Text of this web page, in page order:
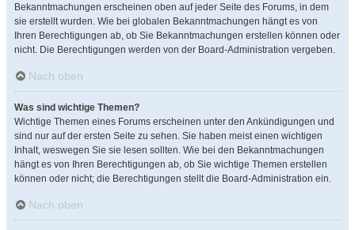
Bekanntmachungen erscheinen oben auf jeder Seite des Forums, in dem
sie erstellt wurden. Wie bei globalen Bekanntmachungen hängt es von
Ihren Berechtigungen ab, ob Sie Bekanntmachungen erstellen können oder
nicht. Die Berechtigungen werden von der Board-Administration vergeben.
Nach oben
Was sind wichtige Themen?
Wichtige Themen eines Forums erscheinen unter den Ankündigungen und
sind nur auf der ersten Seite zu sehen. Sie haben meist einen wichtigen
Inhalt, weswegen Sie sie lesen sollten. Wie bei den Bekanntmachungen
hängt es von Ihren Berechtigungen ab, ob Sie wichtige Themen erstellen
können oder nicht; die Berechtigungen stellt die Board-Administration ein.
Nach oben